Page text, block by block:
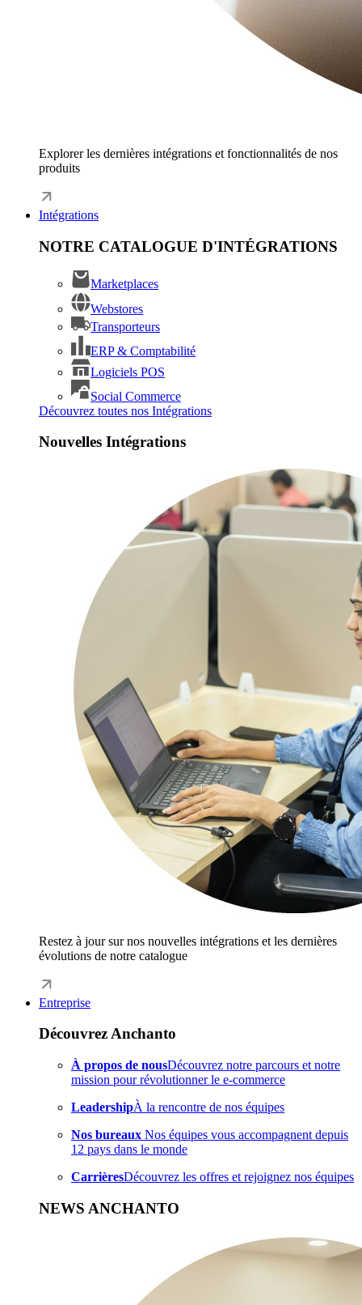
Explorer les dernières intégrations et fonctionnalités de nos
produits
Intégrations
NOTRE CATALOGUE D'INTÉGRATIONS
Marketplaces
Webstores
Transporteurs
ERP & Comptabilité
Logiciels POS
Social Commerce
Découvrez toutes nos Intégrations
Nouvelles Intégrations
Restez à jour sur nos nouvelles intégrations et les dernières
évolutions de notre catalogue
Entreprise
Découvrez Anchanto
À propos de nousDécouvrez notre parcours et notre
mission pour révolutionner le e-commerce
LeadershipÀ la rencontre de nos équipes
Nos bureaux Nos équipes vous accompagnent depuis
12 pays dans le monde
CarrièresDécouvrez les offres et rejoignez nos équipes
NEWS ANCHANTO